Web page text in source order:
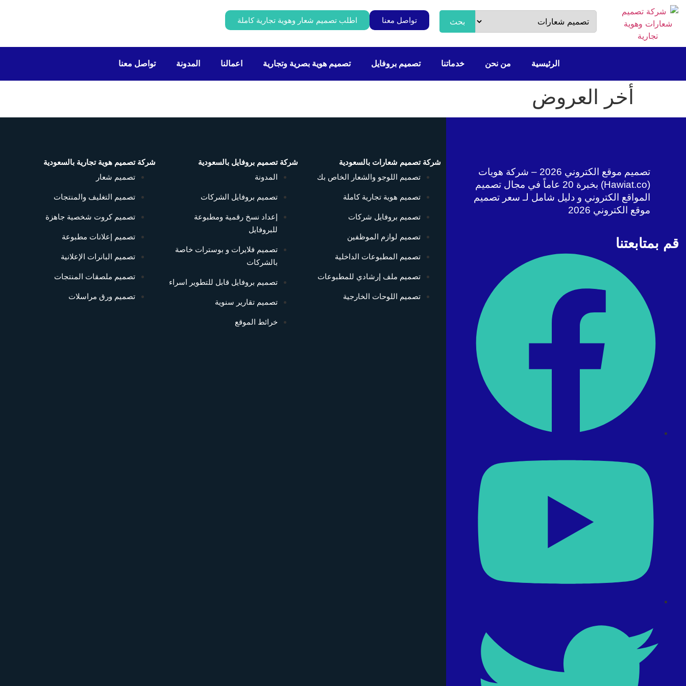
بحث تواصل معنا اطلب تصميم شعار وهوية تجارية كاملة
الرئيسية من نحن خدماتنا تصميم بروفايل تصميم هوية بصرية وتجارية اعمالنا المدونة تواصل معنا
أخر العروض
تصميم موقع الكتروني 2026 – شركة هويات
(Hawiat.co) بخبرة 20 عاماً في مجال تصميم
المواقع الكتروني و دليل شامل لـ سعر تصميم
موقع الكتروني 2026
قم بمتابعتنا
شركة تصميم شعارات بالسعودية
تصميم اللوجو والشعار الخاص بك
تصميم هوية تجارية كاملة
تصميم بروفايل شركات
تصميم لوازم الموظفين
تصميم المطبوعات الداخلية
تصميم ملف إرشادي للمطبوعات
تصميم اللوحات الخارجية
شركة تصميم بروفايل بالسعودية
المدونة
تصميم بروفايل الشركات
إعداد نسخ رقمية ومطبوعة
للبروفايل
تصميم فلايرات و بوسترات خاصة
بالشركات
تصميم بروفايل قابل للتطوير اسراء
تصميم تقارير سنوية
خرائط الموقع
شركة تصميم هوية تجارية بالسعودية
تصميم شعار
تصميم التغليف والمنتجات
تصميم كروت شخصية جاهزة
تصميم إعلانات مطبوعة
تصميم البانرات الإعلانية
تصميم ملصقات المنتجات
تصميم ورق مراسلات